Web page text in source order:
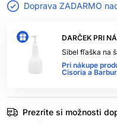
DARČEK PRI
Sibel fľaška na
Pri nákupe
Cisoria a
Doprava ZADARMO
Prezrite si možnosti